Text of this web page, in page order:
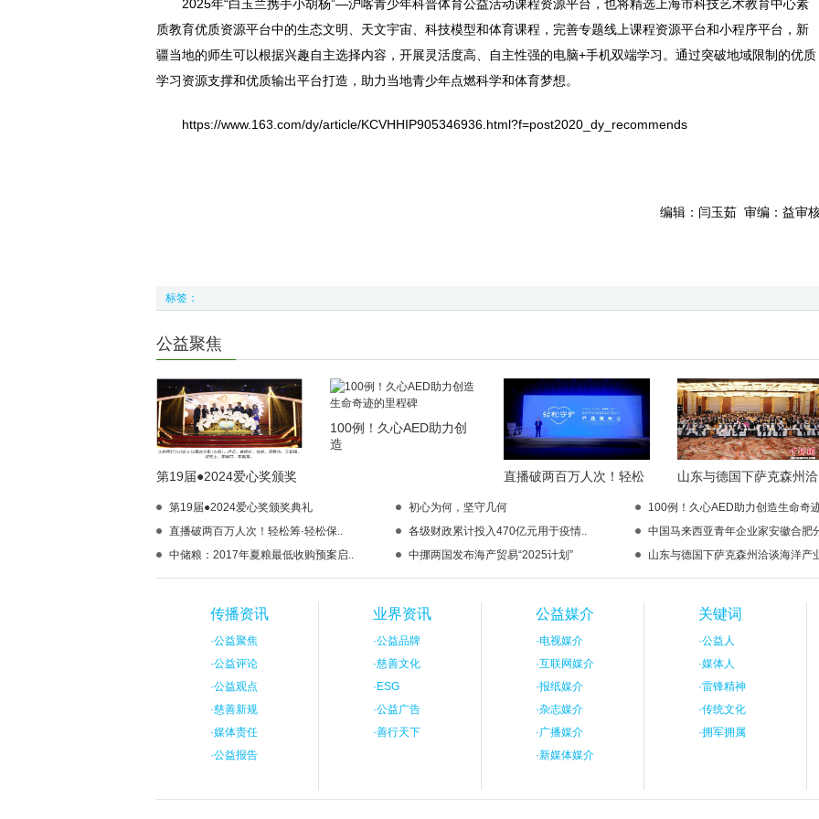
2025年“白玉兰携手小胡杨”—沪喀青少年科普体育公益活动课程资源平台，也将精选上海市科技艺术教育中心素
质教育优质资源平台中的生态文明、天文宇宙、科技模型和体育课程，完善专题线上课程资源平台和小程序平台，新
疆当地的师生可以根据兴趣自主选择内容，开展灵活度高、自主性强的电脑+手机双端学习。通过突破地域限制的优质
学习资源支撑和优质输出平台打造，助力当地青少年点燃科学和体育梦想。
https://www.163.com/dy/article/KCVHHIP905346936.html?f=post2020_dy_recommends
编辑：闫玉茹 审编：益审
标签：
公益聚焦
第19届●2024爱心奖颁奖
100例！久心AED助力创
造
直播破两百万人次！轻松 山东与德国下萨克森州洽
第19届●2024爱心奖颁奖典礼 初心为何，坚守几何
100例！久心AED助力创造生命奇
直播破两百万人次！轻松筹·轻松保..
各级财政累计投入470亿元用于疫情..
中国马来西亚青年企业家安徽合肥
中储粮：2017年夏粮最低收购预案启..
中挪两国发布海产贸易“2025计划” 山东与德国下萨克森州洽谈海洋产
传播资讯
·公益聚焦
·公益评论
·公益观点
·慈善新规
·媒体责任
·公益报告
业界资讯
·公益品牌
·慈善文化
· ESG
·公益广告
·善行天下
公益媒介
·电视媒介
·互联网媒介
·报纸媒介
·杂志媒介
·广播媒介
·新媒体媒介
关键词
·公益人
·媒体人
·雷锋精神
·传统文化
·拥军拥属